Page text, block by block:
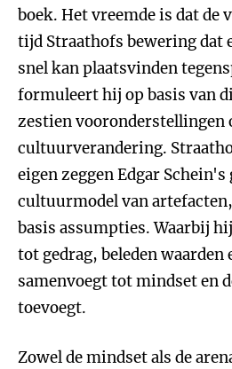
boek. Het vreemde is dat de
tijd Straathofs bewering dat
snel kan plaatsvinden
formuleert hij op basis van
zestien vooronderstellingen
cultuurverandering.
eigen zeggen Edgar Schein's
cultuurmodel van
basis assumpties. Waarbij
tot gedrag, beleden waarden
samenvoegt tot mindset en
toevoegt.
Zowel de mindset als de